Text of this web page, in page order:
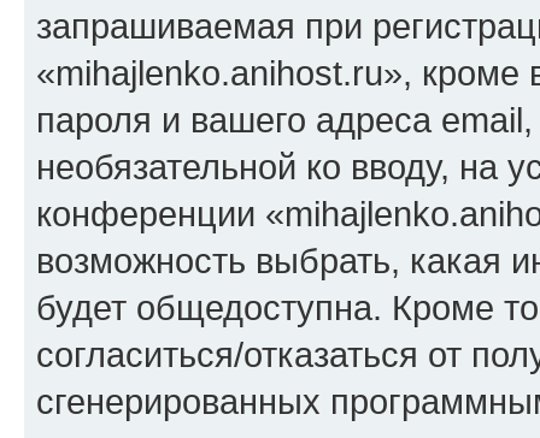
запрашиваемая при
«mihajlenko.anihost.ru», кроме
пароля и вашего адреса
необязательной ко вводу, на
конференции
возможность выбрать, какая
будет общедоступна. Кроме
согласиться/отказаться от
сгенерированных